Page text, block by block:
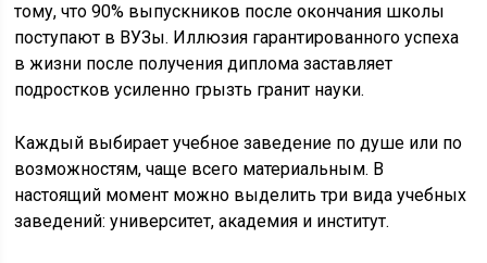
тому, что 90% выпускников после окончания школы
поступают в ВУЗы. Иллюзия гарантированного успеха
в жизни после получения диплома заставляет
подростков усиленно грызть гранит науки.
Каждый выбирает учебное заведение по душе или по
возможностям, чаще всего материальным. В
настоящий момент можно выделить три вида учебных
заведений: университет, академия и институт.